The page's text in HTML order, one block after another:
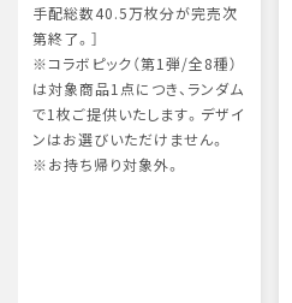
手配総数40.5万枚分が完売次
第終了。］
※コラボピック（第1弾/全8種）
は対象商品1点につき、ランダム
で1枚ご提供いたします。デザイ
ンはお選びいただけません。
※お持ち帰り対象外。